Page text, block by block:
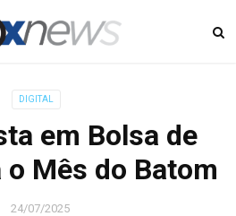
DIGITAL
em Bolsa de
o Mês do Batom
24/07/2025